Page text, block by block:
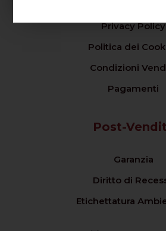
Privacy Policy
Politica dei
Condizioni
Pagamenti
Post-
Garanzia
Diritto di
Etichettatura